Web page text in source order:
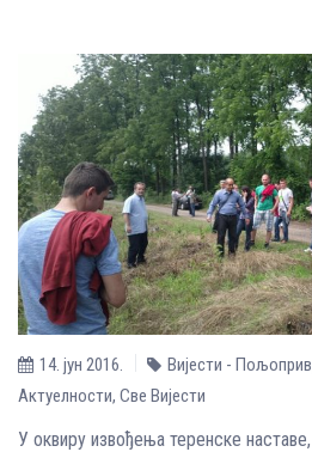
14. јун 2016. Вијести -
Aктуелности, Све Вијести
У оквиру извођења теренске